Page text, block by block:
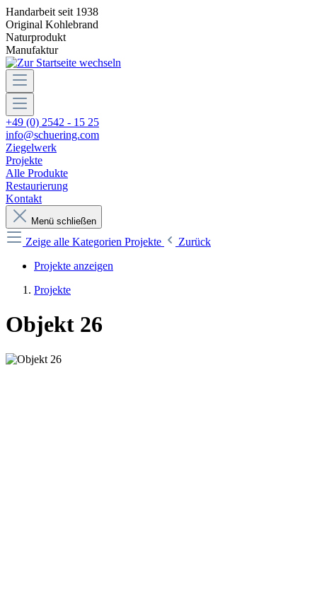
Handarbeit seit 1938
Original Kohlebrand
Naturprodukt
Manufaktur
+49 (0) 2542 - 15 25
info@schuering.com
Ziegelwerk
Projekte
Alle Produkte
Restaurierung
Kontakt
Menü schließen
Zeige alle Kategorien Projekte
Zurück
Projekte anzeigen
Projekte
Objekt 26